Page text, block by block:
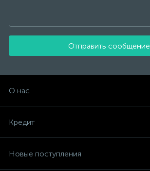
Отправить сообщение
О нас
Кредит
Новые поступления